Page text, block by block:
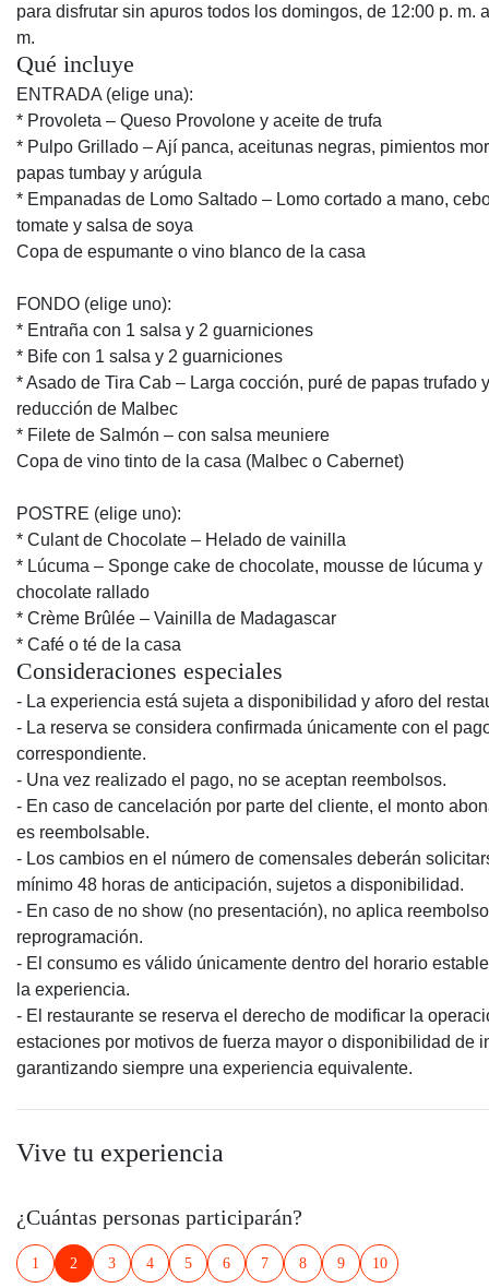
para disfrutar sin apuros todos los domingos, de 12:00 p. m.
m.
Qué incluye
ENTRADA (elige una):
* Provoleta – Queso Provolone y aceite de trufa
* Pulpo Grillado – Ají panca, aceitunas negras, pimientos
papas tumbay y arúgula
* Empanadas de Lomo Saltado – Lomo cortado a mano,
tomate y salsa de soya
Copa de espumante o vino blanco de la casa
FONDO (elige uno):
* Entraña con 1 salsa y 2 guarniciones
* Bife con 1 salsa y 2 guarniciones
* Asado de Tira Cab – Larga cocción, puré de papas trufado y
reducción de Malbec
* Filete de Salmón – con salsa meuniere
Copa de vino tinto de la casa (Malbec o Cabernet)
POSTRE (elige uno):
* Culant de Chocolate – Helado de vainilla
* Lúcuma – Sponge cake de chocolate, mousse de lúcuma y
chocolate rallado
* Crème Brûlée – Vainilla de Madagascar
* Café o té de la casa
Consideraciones especiales
- La experiencia está sujeta a disponibilidad y aforo del
- La reserva se considera confirmada únicamente con el
correspondiente.
- Una vez realizado el pago, no se aceptan reembolsos.
- En caso de cancelación por parte del cliente, el monto
es reembolsable.
- Los cambios en el número de comensales deberán
mínimo 48 horas de anticipación, sujetos a disponibilidad.
- En caso de no show (no presentación), no aplica
reprogramación.
- El consumo es válido únicamente dentro del horario
la experiencia.
- El restaurante se reserva el derecho de modificar la
estaciones por motivos de fuerza mayor o disponibilidad de
garantizando siempre una experiencia equivalente.
Vive tu experiencia
¿Cuántas personas participarán?
1 2 3 4 5 6 7 8 9 10